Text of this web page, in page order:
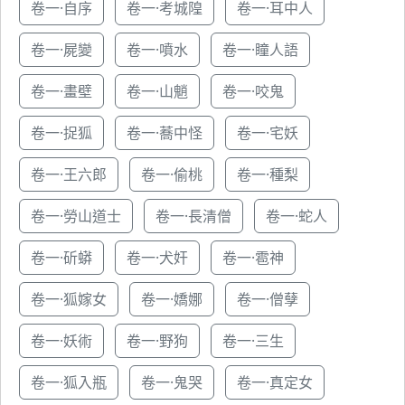
卷一·自序 卷一·考城隍 卷一·耳中人
卷一·屍變 卷一·噴水 卷一·瞳人語
卷一·畫壁 卷一·山魈 卷一·咬鬼
卷一·捉狐 卷一·蕎中怪 卷一·宅妖
卷一·王六郎 卷一·偷桃 卷一·種梨
卷一·勞山道士 卷一·長清僧 卷一·蛇人
卷一·斫蟒 卷一·犬奸 卷一·雹神
卷一·狐嫁女 卷一·嬌娜 卷一·僧孽
卷一·妖術 卷一·野狗 卷一·三生
卷一·狐入瓶 卷一·鬼哭 卷一·真定女